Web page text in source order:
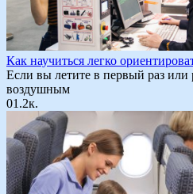
Как научиться легко
Если вы летите в первый раз или
воздушным
01.2к.